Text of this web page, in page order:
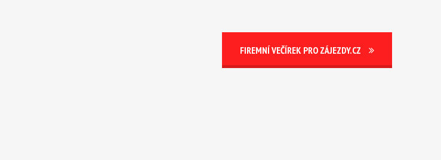
FIREMNÍ VEČÍREK PRO ZÁJEZDY.CZ